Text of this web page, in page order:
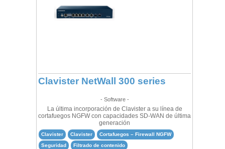
Clavister NetWall 300 series
- Software -
La última incorporación de Clavister a su línea de
cortafuegos NGFW con capacidades SD-WAN de última
generación
Clavister Clavister
Cortafuegos – Firewall NGFW
Seguridad
Filtrado de contenido